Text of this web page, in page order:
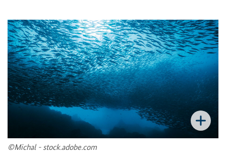
©Mi­chal - stock.adobe.com